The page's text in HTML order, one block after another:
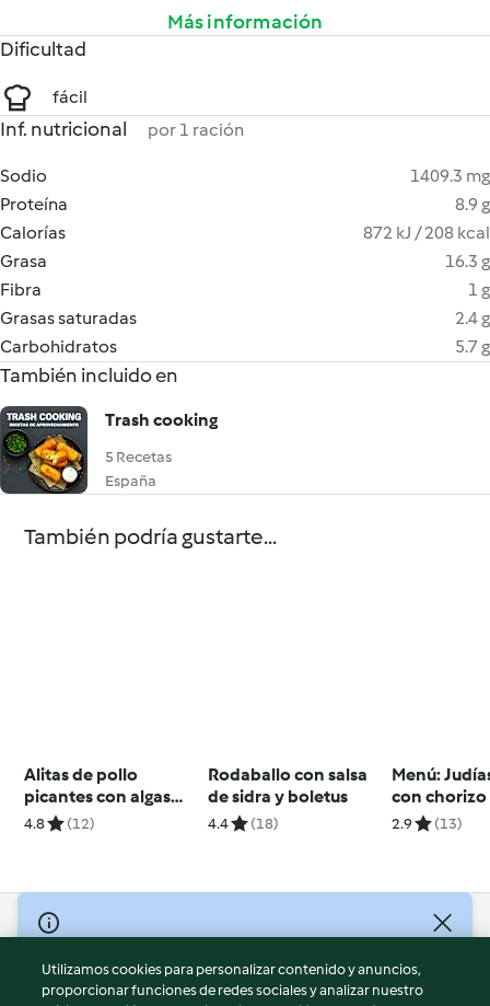
Más información
Dificultad
fácil
Inf. nutricional por 1 ración
Sodio
1409.3 mg
Proteína
8.9 g
Calorías
872 kJ / 208 kcal
Grasa
16.3 g
Fibra
1 g
Grasas saturadas
2.4 g
Carbohidratos
5.7 g
También incluido en
Trash cooking
5 Recetas
España
También podría gustarte...
Alitas de pollo
picantes con algas
wakame
4.8 (12)
Rodaballo con salsa
de sidra y boletus
4.4 (18)
Menú:
con chorizo
de tomate.
2.9 (13)
© Copyright 2026
Términos de uso
Utilizamos cookies para personalizar contenido y anuncios,
proporcionar funciones de redes sociales y analizar nuestro